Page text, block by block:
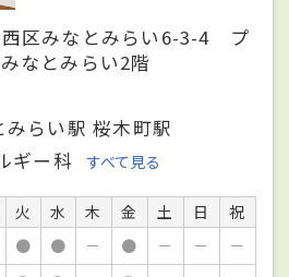
西区みなとみらい6-3-4 プ
なとみらい2階
らい駅 桜木町駅
ギー科 すべて見る
火 水 木 金 土 日
祝
● ● － ● － －
－